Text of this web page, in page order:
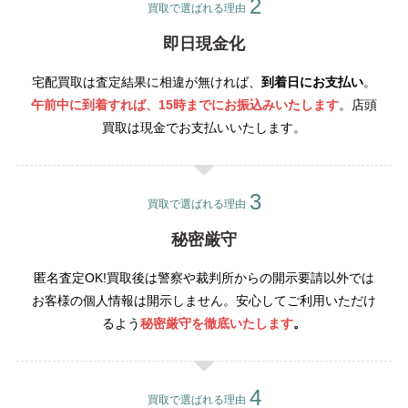
買取で選ばれる理由
即日現金化
宅配買取は査定結果に相違が無ければ、 到着日にお支払い。
午前中に到着すれば、15時までにお振込みいたします。店頭
買取は現金でお支払いいたします。
買取で選ばれる理由
秘密厳守
匿名査定OK!買取後は警察や裁判所からの開示要請以外では
お客様の個人情報は開示しません。安心してご利用いただけ
るよう秘密厳守を徹底いたします。
買取で選ばれる理由